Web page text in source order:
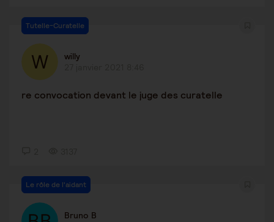
Tutelle-Curatelle
willy
re convocation devant le juge des curatelle
Le rôle de l'aidant
Bruno B